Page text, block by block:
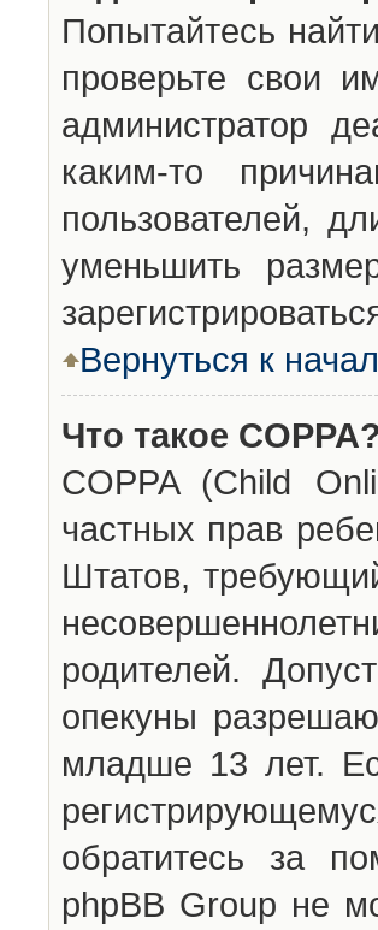
Попытайтесь
проверьте свои
администратор
каким-то
пользователей,
уменьшить
Вернуться к
Что такое COPPA?
COPPA (Child
частных прав
Штатов,
родителей.
опекуны
младше 13 лет.
обратитесь за
phpBB Group не